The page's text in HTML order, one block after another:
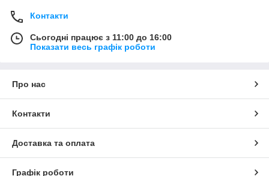
Контакти
Сьогодні працює з 11:00 до 16:00
Показати весь графік роботи
Про нас
Контакти
Доставка та оплата
Графік роботи